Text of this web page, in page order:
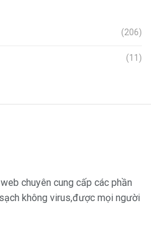
(206)
(11)
chuyên cung cấp các phần
không virus,được mọi người